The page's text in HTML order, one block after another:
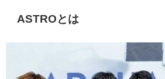
ASTROとは